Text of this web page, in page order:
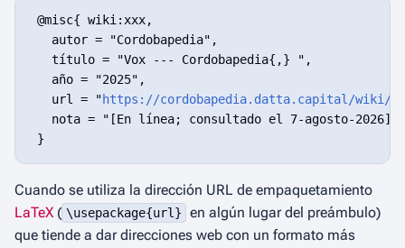
@misc{ wiki:xxx,
   autor = "Cordobapedia",
   título = "Vox --- Cordobapedia{,} ",
   año = "2025",
   url = "
https://cordobapedia.datta.capital/wiki/
   nota = "[En línea; consultado el 7-agosto-2026]"
Cuando se utiliza la dirección URL de empaquetamiento
LaTeX ( \usepackage{url}
en algún lugar del preámbulo)
que tiende a dar direcciones web con un formato más